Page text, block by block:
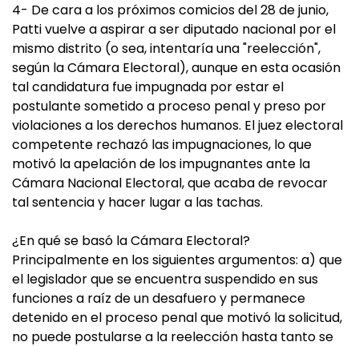
4- De cara a los próximos comicios del 28 de junio,
Patti vuelve a aspirar a ser diputado nacional por el
mismo distrito (o sea, intentaría una "reelección",
según la Cámara Electoral), aunque en esta ocasión
tal candidatura fue impugnada por estar el
postulante sometido a proceso penal y preso por
violaciones a los derechos humanos. El juez electoral
competente rechazó las impugnaciones, lo que
motivó la apelación de los impugnantes ante la
Cámara Nacional Electoral, que acaba de revocar
tal sentencia y hacer lugar a las tachas.
¿En qué se basó la Cámara Electoral?
Principalmente en los siguientes argumentos: a) que
el legislador que se encuentra suspendido en sus
funciones a raíz de un desafuero y permanece
detenido en el proceso penal que motivó la solicitud,
no puede postularse a la reelección hasta tanto se